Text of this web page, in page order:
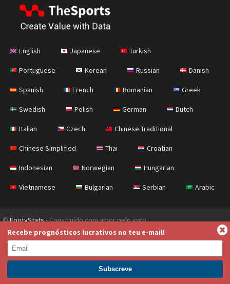
English Japanese Turkish
Portuguese Korean Russian Danish
Spanish French Romanian Greek
Swedish Polish German Dutch
Italian Czech Chinese Traditional
Chinese Simplified Thai Croatian
Indonesian Norwegian Hungarian
Vietnamese Bulgarian Serbian Arabic
©FootyStats- Construído com amor pelo jogo
Contacta-nos
Sobre Ajuda Política de Privacidade
Terms & Conditions (English)
News (English)
Torna-te Premium
Recebe prognósticos lucrativos no teu e-mail!